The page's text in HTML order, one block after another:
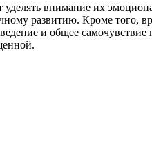
внимание их
развитию. Кроме того,
и общее